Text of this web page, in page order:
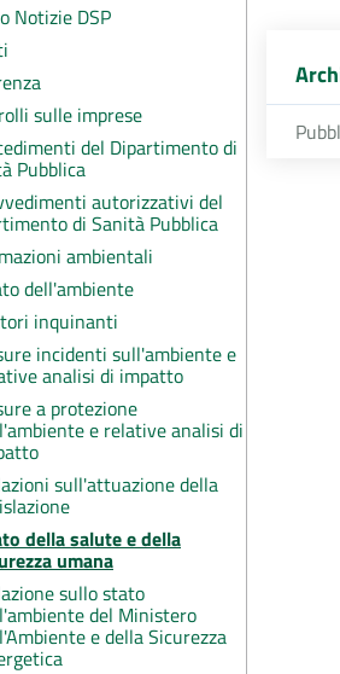
Notizie DSP
sulle imprese
del Dipartimento di
Pubblica
autorizzativi del
di Sanità Pubblica
ambientali
dell'ambiente
inquinanti
incidenti sull'ambiente e
analisi di impatto
a protezione
e relative analisi di
sull'attuazione della
della salute e della
umana
sullo stato
del Ministero
e della Sicurezza